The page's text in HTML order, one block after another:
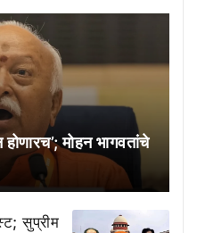
मोहन भागवतांचे
सुप्रीम